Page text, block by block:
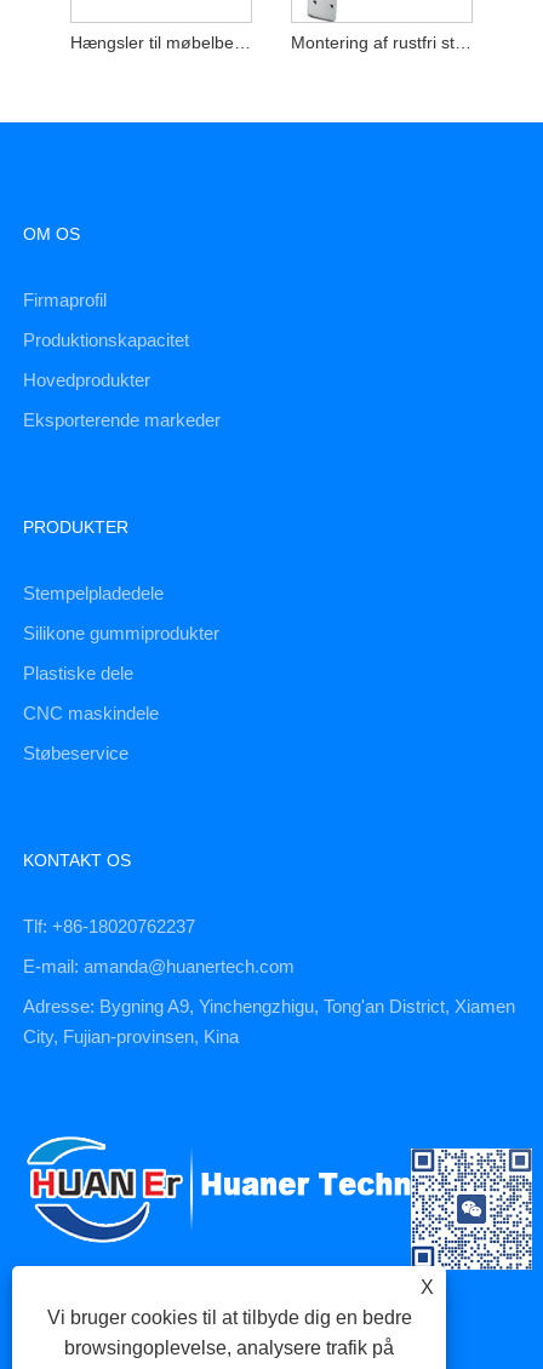
Montering af rustfri stålbeslag med skruer
OM OS
Firmaprofil
Produktionskapacitet
Hovedprodukter
Eksporterende markeder
PRODUKTER
Stempelpladedele
Silikone gummiprodukter
Plastiske dele
CNC maskindele
Støbeservice
KONTAKT OS
Tlf: +86-18020762237
E-mail: amanda@huanertech.com
Adresse: Bygning A9, Yinchengzhigu, Tong'an District, Xiamen
City, Fujian-provinsen, Kina
X
Vi bruger cookies til at tilbyde dig en bedre
browsingoplevelse, analysere trafik på